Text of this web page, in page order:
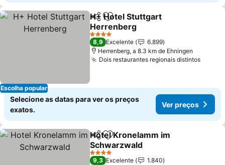
Escolha popular
PartilharAdicionar aos favoritos
H+ Hotel Stuttgart
Herrenberg
4 Estrelas
8,9 Excelente
6.899
Herrenberg, a 8.3 km de Ehningen
Dois restaurantes regionais distintos
Selecione as datas para ver os preços
exatos.
Ver preços
PartilharAdicionar aos favoritos
Hotel Kronelamm im
Schwarzwald
4 Estrelas
9,3 Excelente
1.840